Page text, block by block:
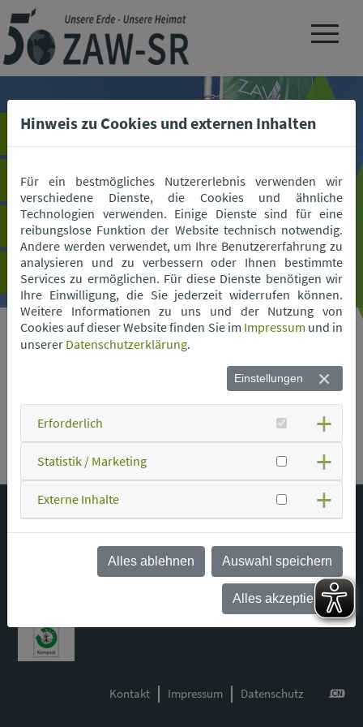
Navigation
© Zweckverband Abfallwirtschaft Straubing Stadt und Land
(ZAW-SR)
Kontakt Impressum Datenschutz
Hinweis zu Cookies und externen Inhalten
Für ein bestmögliches Nutzererlebnis verwenden wir
verschiedene Dienste, die Cookies und ähnliche
Technologien verwenden. Einige Dienste sind für eine
reibungslose Funktion der Website technisch notwendig.
Andere werden verwendet, um Ihre Benutzererfahrung zu
analysieren und zu verbessern oder Ihnen bestimmte
Services zu ermöglichen. Für diese Dienste benötigen wir
Ihre Einwilligung, die Sie jederzeit widerrufen können.
Weitere Informationen zu uns und der Nutzung von
Cookies auf dieser Website finden Sie im Impressum und in
unserer Datenschutzerklärung.
Einstellungen
Erforderlich
Statistik / Marketing
Externe Inhalte
Alles ablehnen Auswahl speichern
Alles akzeptieren